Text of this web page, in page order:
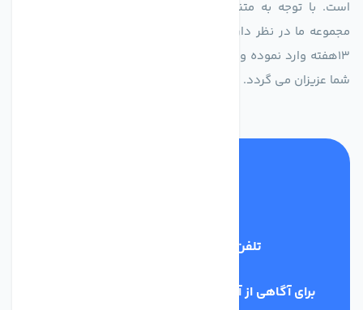
است. با توجه به متنوع بودن فن های تولیدی کمپانی اروپایی
مجموعه ما در نظر دارد کالاهای تخصصی شما عزیزان رو در صرف
13هفته وارد نموده و این عمر باعث صرفه جویی در هزینه و زمان
شما عزیزان می گردد.
تلفن پشتیبانی
برای آگاهی از آخرین اخبار در خبرنامه ما عضو شوید